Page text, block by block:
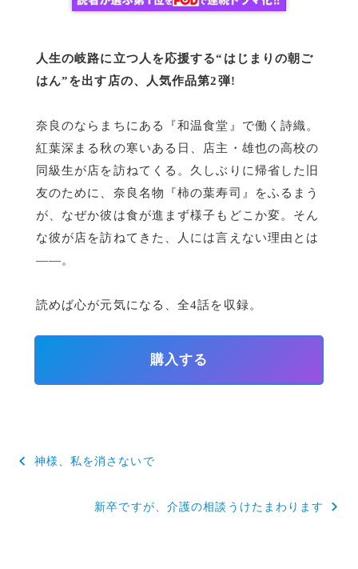
人生の岐路に立つ人を応援する“はじまりの朝ご
はん”を出す店の、人気作品第2弾!
奈良のならまちにある『和温食堂』で働く詩織。
紅葉深まる秋の寒いある日、店主・雄也の高校の
同級生が店を訪ねてくる。久しぶりに帰省した旧
友のために、奈良名物『柿の葉寿司』をふるまう
が、なぜか彼は食が進まず様子もどこか変。そん
な彼が店を訪ねてきた、人には言えない理由とは
――。
読めば心が元気になる、全4話を収録。
購入する
投
神様、私を消さないで
新卒ですが、介護の相談うけたまわります